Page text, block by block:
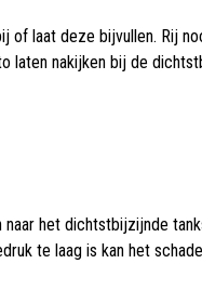
laat deze bijvullen. Rij
laten nakijken bij de
het dichtstbijzijnde
te laag is kan het